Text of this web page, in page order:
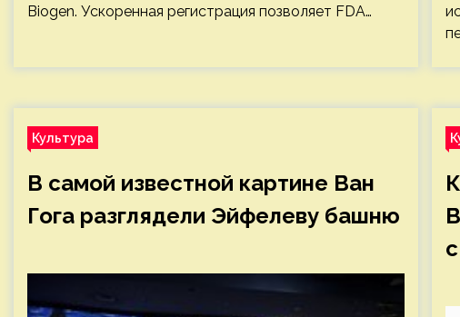
Biogen. Ускоренная регистрация позволяет FDA…
Культура
В самой известной картине Ван
Гога разглядели Эйфелеву башню